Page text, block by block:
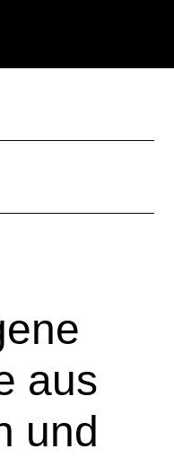
aus
und